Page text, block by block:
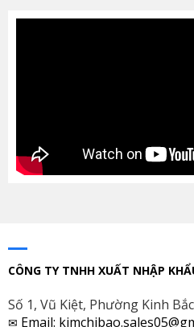
CÔNG TY TNHH XUẤT NHẬP
Số 1, Vũ Kiệt, Phường Kinh
✉ Email: